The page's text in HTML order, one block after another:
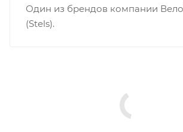
Один из брендов компании
(Stels).